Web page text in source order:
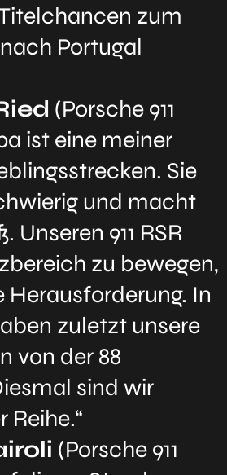
zum
Portugal
(Porsche 911
ist eine meiner
Sie
und macht
Unseren 911 RSR
zu bewegen,
Herausforderung. In
zuletzt unsere
von der 88
sind wir
Reihe.“
(Porsche 911